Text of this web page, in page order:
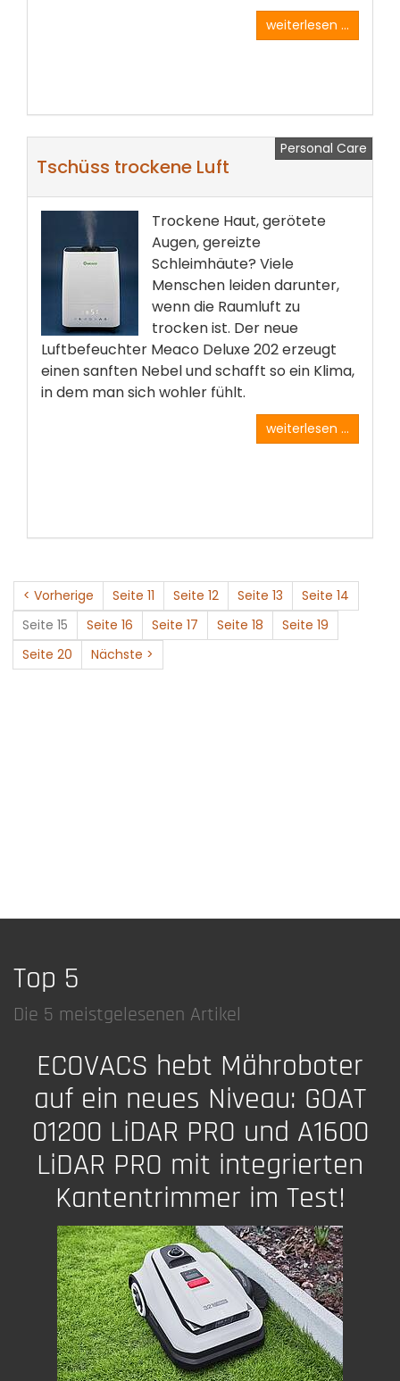
weiterlesen ...
Personal Care
Tschüss trockene Luft
Trockene Haut, gerötete
Augen, gereizte
Schleimhäute? Viele
Menschen leiden darunter,
wenn die Raumluft zu
trocken ist. Der neue
Luftbefeuchter Meaco Deluxe 202 erzeugt
einen sanften Nebel und schafft so ein Klima,
in dem man sich wohler fühlt.
weiterlesen ...
< Vorherige Seite 11 Seite 12 Seite 13
Seite 14
Seite 15
Seite 16 Seite 17 Seite 18
Seite 19
Seite 20
Nächste >
Top 5
Die 5 meistgelesenen Artikel
ECOVACS hebt Mähroboter
auf ein neues Niveau: GOAT
01200 LiDAR PRO und A1600
LiDAR PRO mit integrierten
Kantentrimmer im Test!